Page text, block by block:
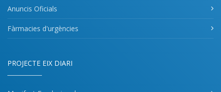
Anuncis Oficials
Fàrmacies d'urgències
PROJECTE EIX DIARI